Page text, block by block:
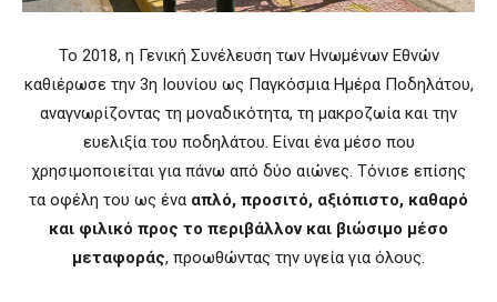
Το 2018, η Γενική Συνέλευση των Ηνωμένων Εθνών
καθιέρωσε την 3η Ιουνίου ως Παγκόσμια Ημέρα Ποδηλάτου,
αναγνωρίζοντας τη μοναδικότητα, τη μακροζωία και την
ευελιξία του ποδηλάτου. Είναι ένα μέσο που
χρησιμοποιείται για πάνω από δύο αιώνες. Τόνισε επίσης
τα οφέλη του ως ένα απλό, προσιτό, αξιόπιστο, καθαρό
και φιλικό προς το περιβάλλον και βιώσιμο μέσο
μεταφοράς, προωθώντας την υγεία για όλους.